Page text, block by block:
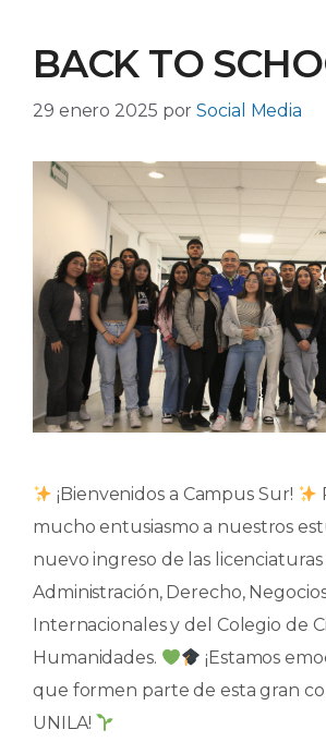
BACK TO
29 enero 2025 porSocial Media
¡Bienvenidos a Campus Sur!
mucho entusiasmo a nuestros
nuevo ingreso de las
Administración, Derecho,
Internacionales y del Colegio de
Humanidades.
¡Estamos
que formen parte de esta gran
UNILA!